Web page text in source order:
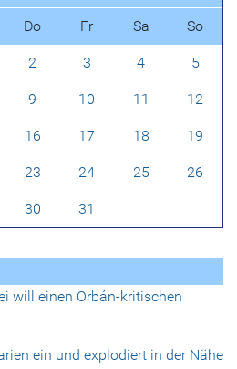
Do Fr Sa So
2 3 4 5
9 10 11 12
16 17 18 19
23 24 25 26
30 31
will einen Orbán-kritischen
ein und explodiert in der Nähe